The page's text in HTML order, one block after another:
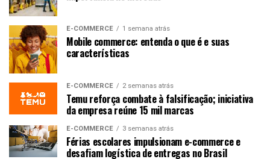
E-COMMERCE 1 semana atrás
Mobile commerce: entenda o que é e suas
características
E-COMMERCE 2 semanas atrás
Temu reforça combate à falsificação; iniciativa
da empresa reúne 15 mil marcas
E-COMMERCE 3 semanas atrás
Férias escolares impulsionam e-commerce e
desafiam logística de entregas no Brasil